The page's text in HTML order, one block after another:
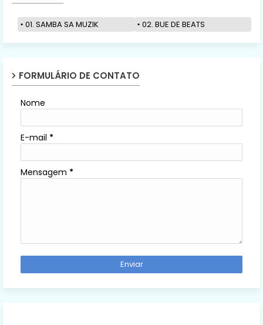
01. SAMBA SA MUZIK 02. BUE DE BEATS
FORMULÁRIO DE CONTATO
Nome
E-mail *
Mensagem *